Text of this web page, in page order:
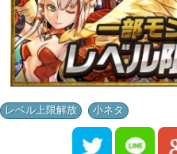
レベル上限解放 小ネタ